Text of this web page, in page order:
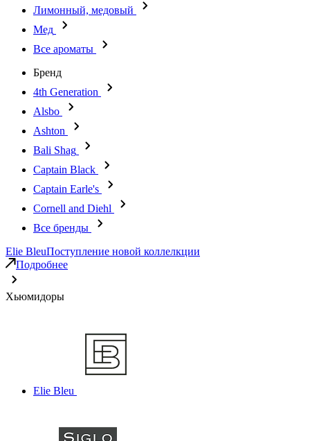
Лимонный, медовый
Мед
Все ароматы
Бренд
4th Generation
Alsbo
Ashton
Bali Shag
Captain Black
Captain Earle's
Cornell and Diehl
Все бренды
Elie BleuПоступление новой коллелкции
Подробнее
Хьюмидоры
Elie Bleu